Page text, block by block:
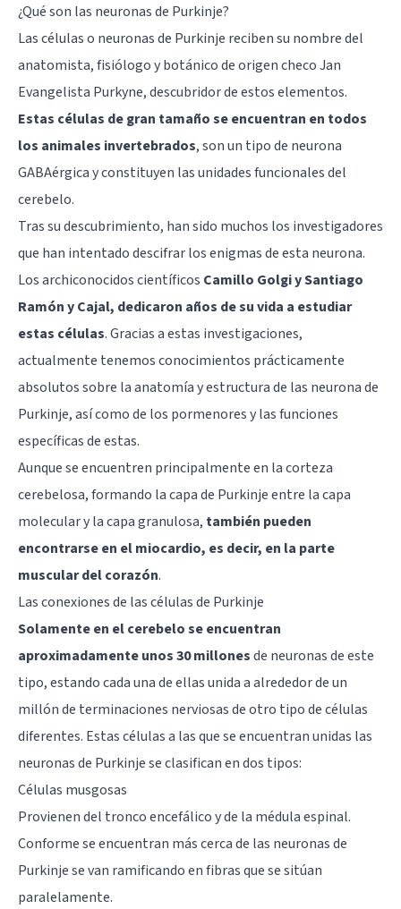
¿Qué son las neuronas de Purkinje?
Las células o neuronas de Purkinje reciben su nombre del
anatomista, fisiólogo y botánico de origen checo Jan
Evangelista Purkyne, descubridor de estos elementos.
Estas células de gran tamaño se encuentran en todos
los animales invertebrados, son un tipo de neurona
GABAérgica y constituyen las unidades funcionales del
cerebelo.
Tras su descubrimiento, han sido muchos los investigadores
que han intentado descifrar los enigmas de esta neurona.
Los archiconocidos científicos Camillo Golgi y Santiago
Ramón y Cajal, dedicaron años de su vida a estudiar
estas células. Gracias a estas investigaciones,
actualmente tenemos conocimientos prácticamente
absolutos sobre la anatomía y estructura de las neurona de
Purkinje, así como de los pormenores y las funciones
específicas de estas.
Aunque se encuentren principalmente en la corteza
cerebelosa, formando la capa de Purkinje entre la capa
molecular y la capa granulosa, también pueden
encontrarse en el miocardio, es decir, en la parte
muscular del corazón.
Las conexiones de las células de Purkinje
Solamente en el cerebelo se encuentran
aproximadamente unos 30 millonesde neuronas de este
tipo, estando cada una de ellas unida a alrededor de un
millón de terminaciones nerviosas de otro tipo de células
diferentes. Estas células a las que se encuentran unidas las
neuronas de Purkinje se clasifican en dos tipos:
Células musgosas
Provienen del tronco encefálicoy de la médula espinal.
Conforme se encuentran más cerca de las neuronas de
Purkinje se van ramificando en fibras que se sitúan
paralelamente.